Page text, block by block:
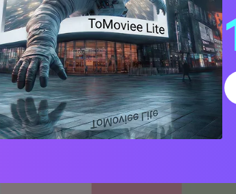
giardino di Rose
1) rose di rugiada del